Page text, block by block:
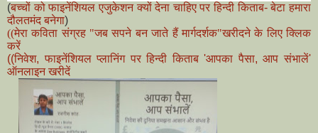
(बच्चों को फाइनेंशियल एजुकेशन क्यों देना चाहिए पर हिन्दी किताब- बेटा हमारा
दौलतमंद बनेगा)
((मेरा कविता संग्रह "जब सपने बन जाते हैं मार्गदर्शक"खरीदने के लिए क्लिक
करें
((निवेश, फाइनेंशियल प्लानिंग पर हिन्दी किताब 'आपका पैसा, आप संभालें'
ऑनलाइन खरीदें